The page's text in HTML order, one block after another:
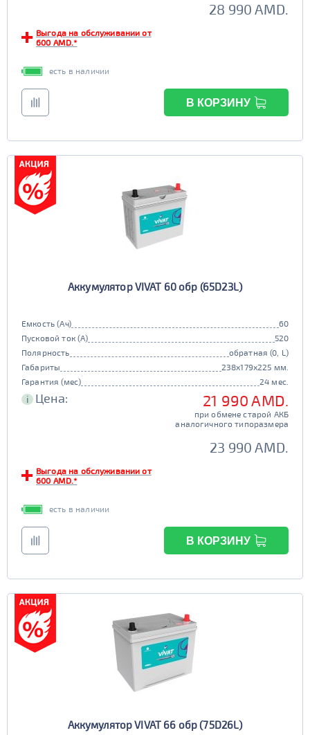
28 990 AMD.
Выгода на обслуживании от
600 AMD.*
есть в наличии
В КОРЗИНУ
Аккумулятор VIVAT 60 обр (65D23L)
Емкость (Ач)
60
Пусковой ток (А)
520
Полярность
обратная (0, L)
Габариты
238x179x225 мм.
Гарантия (мес)
24 мес.
i Цена: 21 990 AMD.
при обмене старой АКБ
аналогичного типоразмера
23 990 AMD.
Выгода на обслуживании от
600 AMD.*
есть в наличии
В КОРЗИНУ
Аккумулятор VIVAT 66 обр (75D26L)